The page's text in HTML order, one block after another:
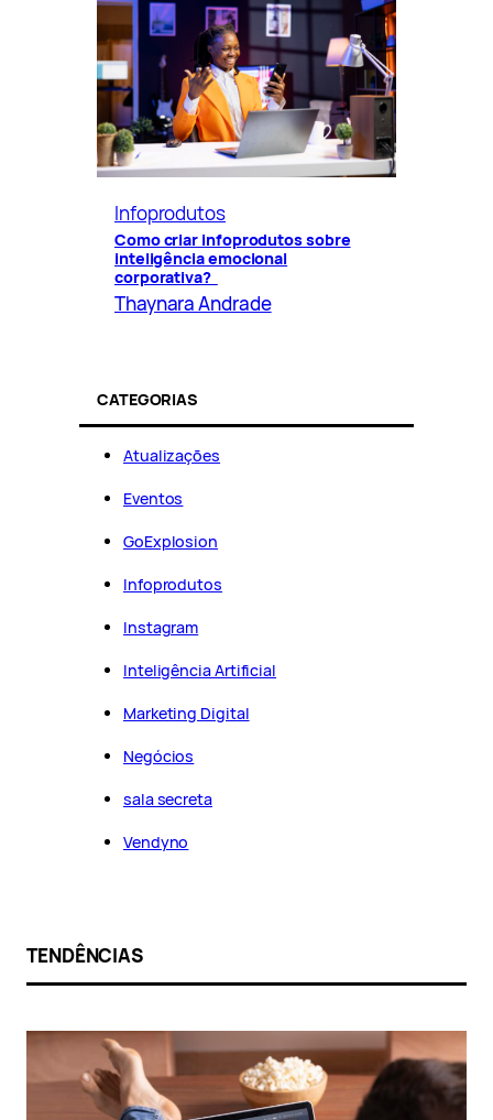
Infoprodutos
Como criar infoprodutos sobre
inteligência emocional
corporativa?
Thaynara Andrade
CATEGORIAS
Atualizações
Eventos
GoExplosion
Infoprodutos
Instagram
Inteligência Artificial
Marketing Digital
Negócios
sala secreta
Vendyno
TENDÊNCIAS